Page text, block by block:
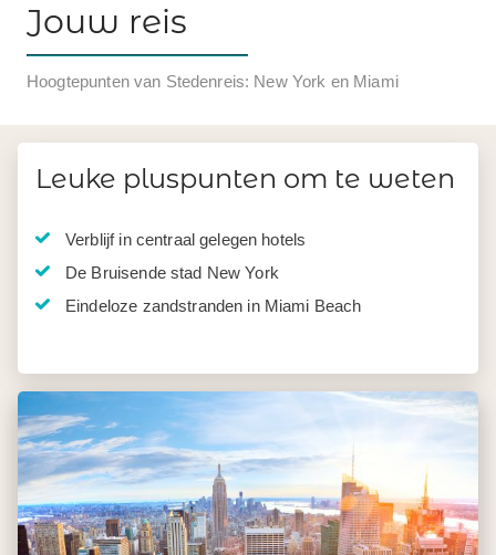
Jouw reis
Hoogtepunten van Stedenreis: New York en Miami
Leuke pluspunten om te weten
Verblijf in centraal gelegen hotels
De Bruisende stad New York
Eindeloze zandstranden in Miami Beach